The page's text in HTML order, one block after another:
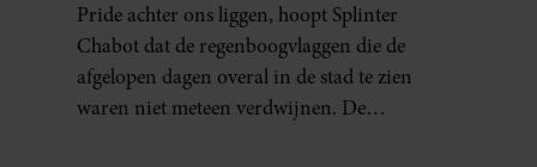
Pride achter ons liggen, hoopt Splinter
Chabot dat de regenboogvlaggen die de
afgelopen dagen overal in de stad te zien
waren niet meteen verdwijnen. De